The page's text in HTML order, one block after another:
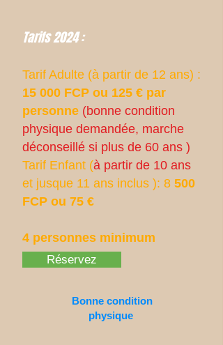
Tarifs 2024 :
Tarif Adulte (à partir de 12 ans) :
15 000 FCP ou 125 € par
personne (bonne condition
physique demandée, marche
déconseillé si plus de 60 ans )
Tarif Enfant (à partir de 10 ans
et jusque 11 ans inclus ): 8 500
FCP ou 75 €
4 personnes minimum
Réservez
Bonne condition
physique